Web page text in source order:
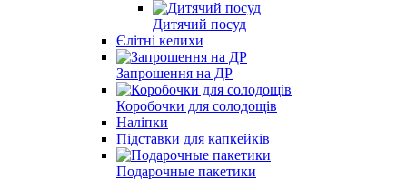
Дитячий посуд
Єлітні келихи
Запрошення на ДР
Коробочки для солодощів
Наліпки
Підставки для капкейків
Подарочные пакетики